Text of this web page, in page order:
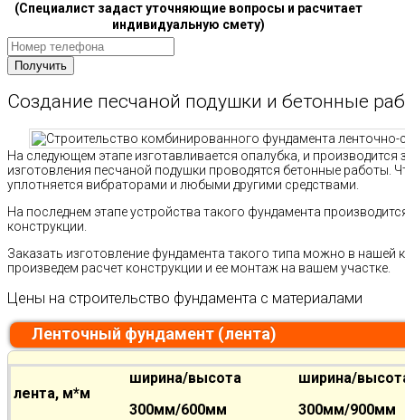
(Специалист задаст уточняющие вопросы и расчитает
индивидуальную смету)
Создание песчаной подушки и бетонные
На следующем этапе изготавливается опалубка, и
изготовления песчаной подушки проводятся бетонные работы.
уплотняется вибраторами и любыми другими средствами.
На последнем этапе устройства такого фундамента
конструкции.
Заказать изготовление фундамента такого типа можно в
произведем расчет конструкции и ее монтаж на вашем участке.
Цены на строительство фундамента с материалами
Ленточный фундамент (лента)
лента, м*м
ширина/высота
300мм/600мм
ширина/
300мм/900мм